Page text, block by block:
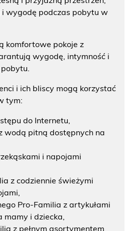
szpitala
wygodę podczas pobytu w
komfortowe pokoje z
wygodę, intymność i
i ich bliscy mogą korzystać
tym:
do Internetu,
wodą pitną dostępnych na
i napojami
z codziennie świeżymi
Pro-Familia z artykułami
mamy i dziecka,
z pełnym asortymentem